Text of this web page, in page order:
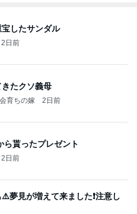
したサンダル
2日前
たクソ義母
育ちの嫁 2日前
ら貰ったプレゼント
2日前
夢見が増えて来ました❗️注意し